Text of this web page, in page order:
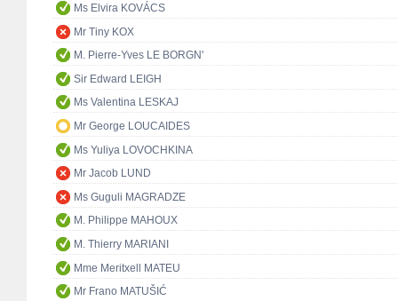
Ms Elvira KOVÁCS
Mr Tiny KOX
M. Pierre-Yves LE BORGN'
Sir Edward LEIGH
Ms Valentina LESKAJ
Mr George LOUCAIDES
Ms Yuliya LOVOCHKINA
Mr Jacob LUND
Ms Guguli MAGRADZE
M. Philippe MAHOUX
M. Thierry MARIANI
Mme Meritxell MATEU
Mr Frano MATUŠIĆ